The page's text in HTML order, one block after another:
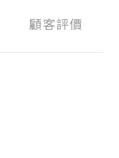
顧客評價